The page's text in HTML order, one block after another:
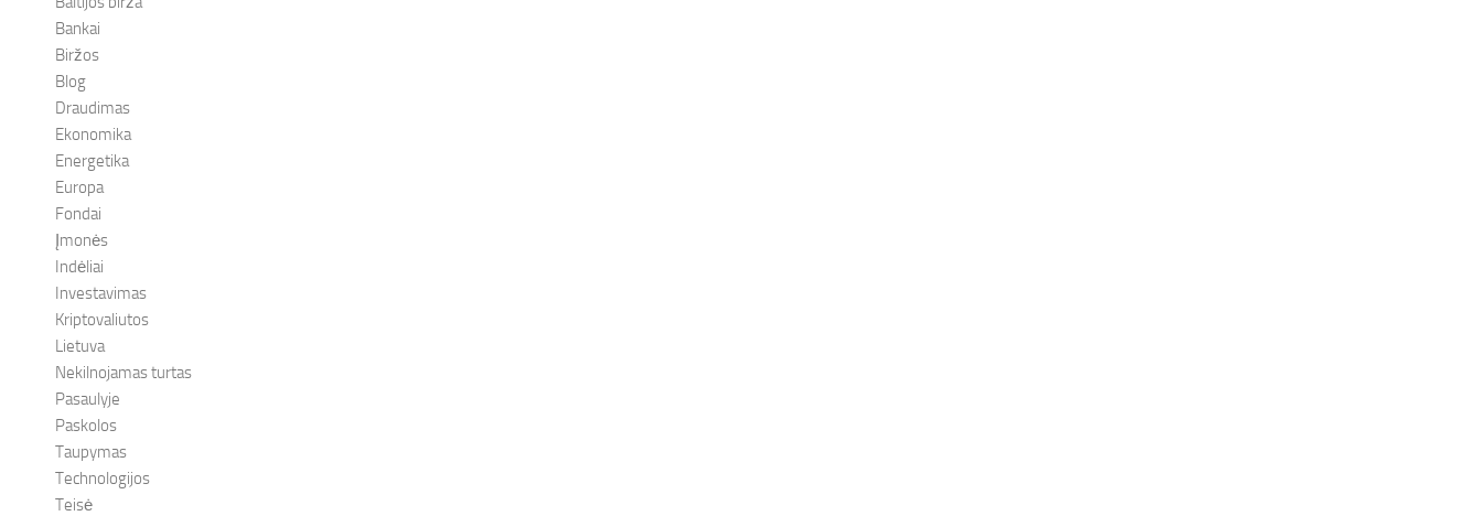
Bankai
Biržos
Blog
Draudimas
Ekonomika
Energetika
Europa
Fondai
Įmonės
Indėliai
Investavimas
Kriptovaliutos
Lietuva
Nekilnojamas turtas
Pasaulyje
Paskolos
Taupymas
Technologijos
Teisė